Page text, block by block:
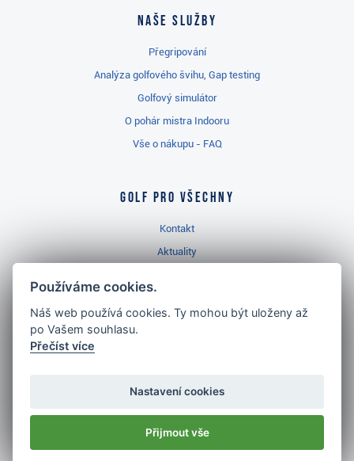
Naše služby
Přegripování
Analýza golfového švihu, Gap testing
Golfový simulátor
O pohár mistra Indooru
Vše o nákupu - FAQ
Golf pro všechny
Kontakt
Aktuality
Golfový slovník
Nejlépe hodnocený
v ČR
Používáme cookies.
Náš web používá cookies. Ty mohou být uloženy až
po Vašem souhlasu.
Přečíst více
Nastavení cookies
Přijmout vše